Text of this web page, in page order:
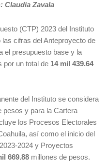
Claudia Zavala
(CTP) 2023 del Instituto
cifras del Anteproyecto de
el presupuesto base y la
por un total de 14 mil 439.64
del Instituto se considera
pesos y para la Cartera
los Procesos Electorales
así como el inicio del
2024 y Proyectos
669.88 millones de pesos.